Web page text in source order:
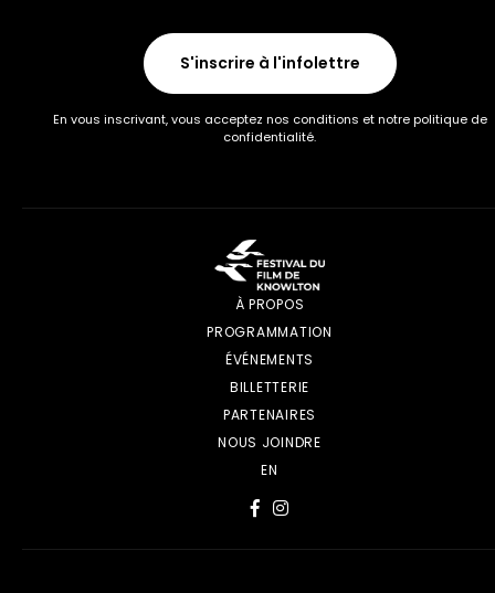
S'inscrire à l'infolettre
En vous inscrivant, vous acceptez nos conditions et notre politique de
confidentialité.
À PROPOS
PROGRAMMATION
ÉVÉNEMENTS
BILLETTERIE
PARTENAIRES
NOUS JOINDRE
EN